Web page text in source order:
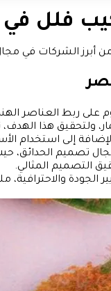
فلل
الشركات في
ربط العناصر
ولتحقيق هذا
إلى استخدام
تصميم الحدائق،
التصميم المثالي.